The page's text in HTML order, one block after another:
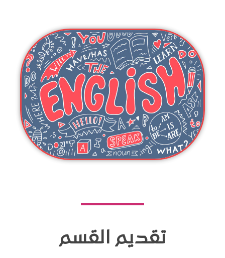
تقديم القسم